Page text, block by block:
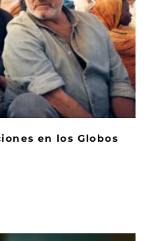
en los Globos